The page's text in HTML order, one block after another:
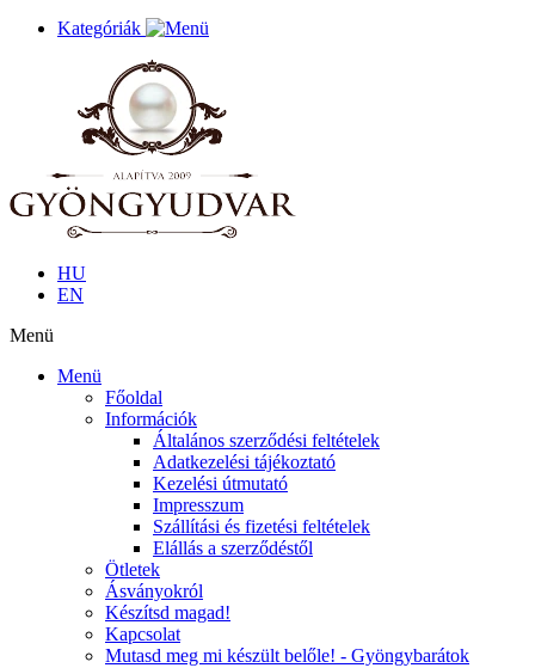
Kategóriák
HU
EN
Menü
Menü
Főoldal
Információk
Általános szerződési feltételek
Adatkezelési tájékoztató
Kezelési útmutató
Impresszum
Szállítási és fizetési feltételek
Elállás a szerződéstől
Ötletek
Ásványokról
Készítsd magad!
Kapcsolat
Mutasd meg mi készült belőle! - Gyöngybarátok